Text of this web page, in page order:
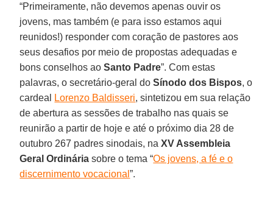
“Primeiramente, não devemos apenas ouvir os
jovens, mas também (e para isso estamos aqui
reunidos!) responder com coração de pastores aos
seus desafios por meio de propostas adequadas e
bons conselhos aoSanto Padre”. Com estas
palavras, o secretário-geral doSínodo dos Bispos, o
cardeal
Lorenzo Baldisseri, sintetizou em sua relação
de abertura as sessões de trabalho nas quais se
reunirão a partir de hoje e até o próximo dia 28 de
outubro 267 padres sinodais, naXV Assembleia
Geral Ordinária sobre o tema “Os jovens, a fé e o
discernimento vocacional”.